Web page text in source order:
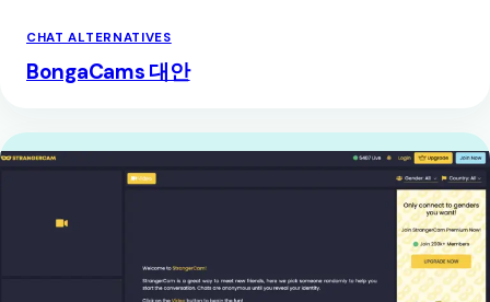
CHAT ALTERNATIVES
BongaCams 대안